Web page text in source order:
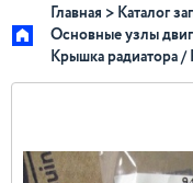
Главная
Каталог
Основные узлы
Крышка радиатора